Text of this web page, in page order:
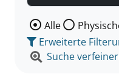
Wählen Sie die
Alle
Erweiterte
Suche